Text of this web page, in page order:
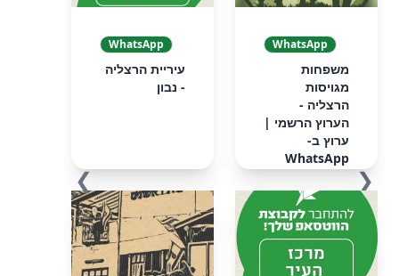
❮
WhatsApp
‏‏משפחות
מגויסות
הרצליה -
הערוץ הרשמי‏ |
ערוץ ב-
WhatsApp
WhatsApp
עיריית הרצליה
- נבון
❯